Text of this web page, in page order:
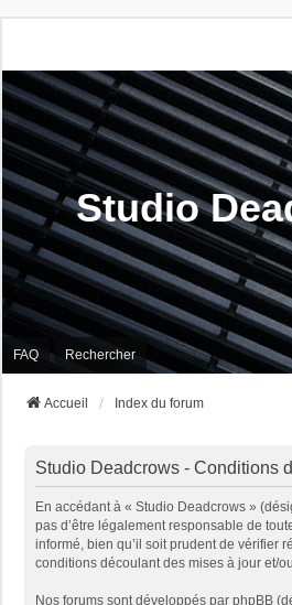
Studio
FAQ Rechercher
Accueil Index du forum
Studio Deadcrows - Conditions
En accédant à « Studio Deadcrows »
pas d’être légalement responsable de
informé, bien qu’il soit prudent de vérifier
conditions découlant des mises à jour et/
Nos forums sont développés par phpBB